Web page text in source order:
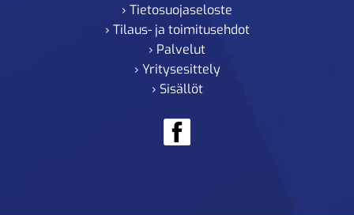
› Tietosuojaseloste
› Tilaus- ja toimitusehdot
› Palvelut
› Yritysesittely
› Sisällöt